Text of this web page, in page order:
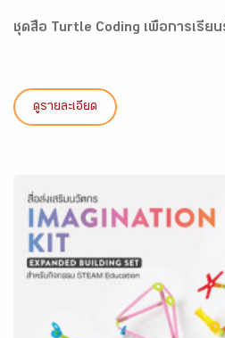
ชุดสื่อ Turtle Coding เพื่อการเรียน
ดูรายละเอียด